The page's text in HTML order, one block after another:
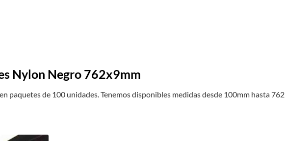
Nylon Negro 762x9mm
paquetes de 100 unidades. Tenemos disponibles medidas desde 100mm hasta